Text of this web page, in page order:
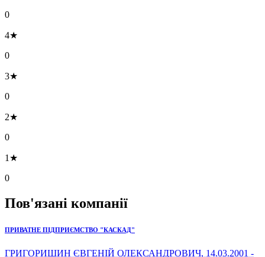
0
4★
0
3★
0
2★
0
1★
0
Пов'язані компанії
ПРИВАТНЕ ПІДПРИЄМСТВО "КАСКАД"
ГРИГОРИШИН ЄВГЕНІЙ ОЛЕКСАНДРОВИЧ, 14.03.2001 -